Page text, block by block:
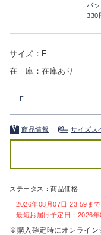
バ
330
サイズ：F
在 庫：在庫あり
F
商品情報 サイズス
ステータス：商品価格
2026年08月07日 23:59ま
最短お届け予定日：2026年
※購入確定時にオンライン